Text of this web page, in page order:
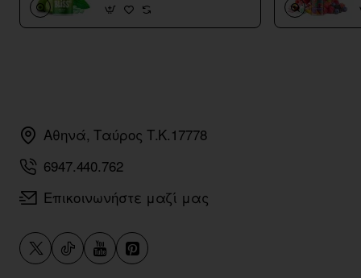
Αθηνά, Ταύρος Τ.Κ.17778
6947.440.762
Επικοινωνήστε μαζί μας